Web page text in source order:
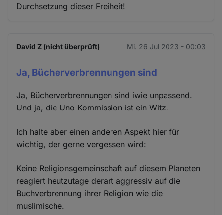
Durchsetzung dieser Freiheit!
David Z (nicht überprüft) Mi. 26 Jul 2023 - 00:03
Ja, Bücherverbrennungen sind
Ja, Bücherverbrennungen sind iwie unpassend.
Und ja, die Uno Kommission ist ein Witz.
Ich halte aber einen anderen Aspekt hier für
wichtig, der gerne vergessen wird:
Keine Religionsgemeinschaft auf diesem Planeten
reagiert heutzutage derart aggressiv auf die
Buchverbrennung ihrer Religion wie die
muslimische.